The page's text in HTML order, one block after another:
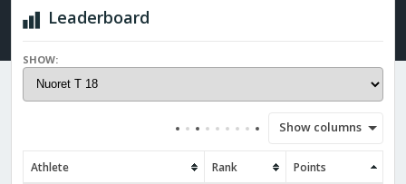
Leaderboard
SHOW:
Show columns
Athlete Rank
Points